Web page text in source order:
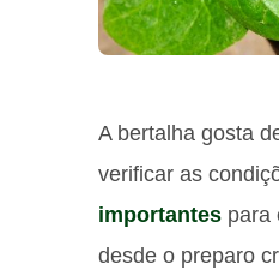
A bertalha gosta
verificar as
importantes para
desde o preparo